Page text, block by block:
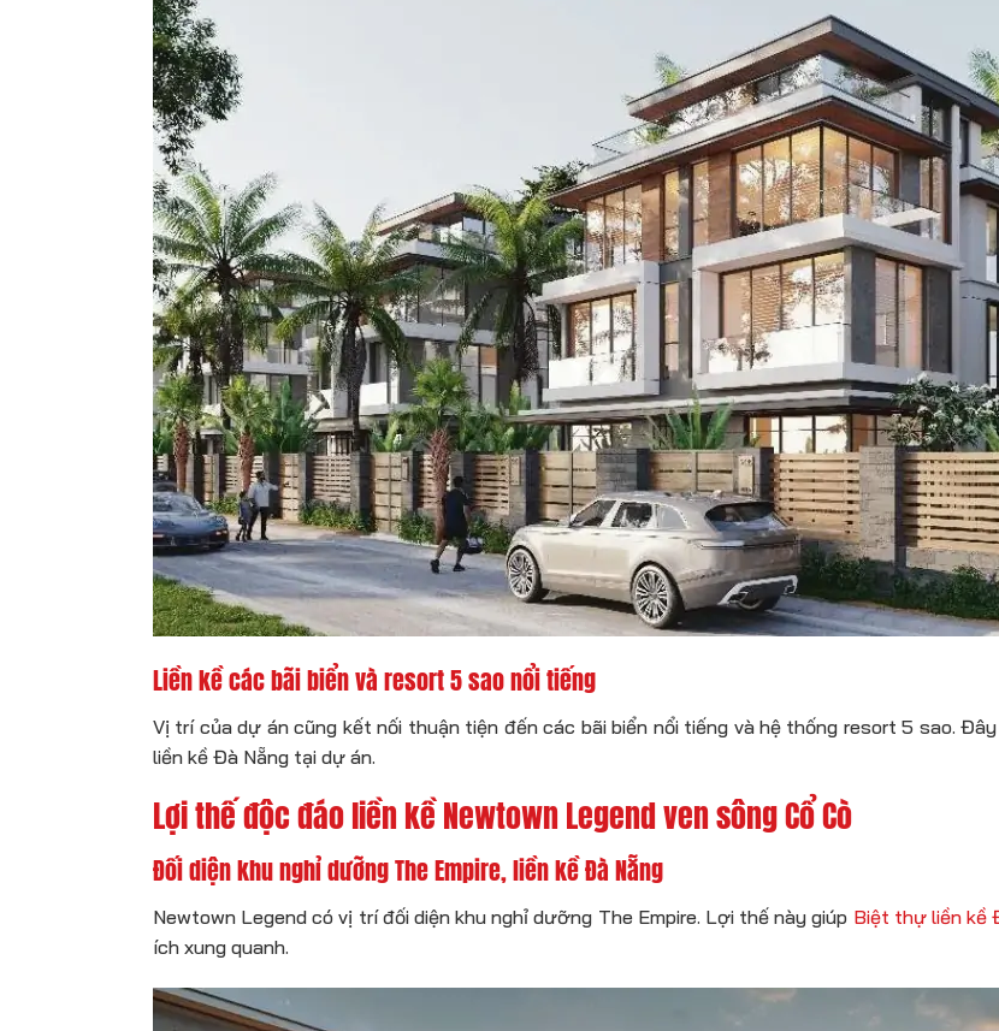
Liền kề các bãi biển và resort 5 sao nổi tiếng
Vị trí của dự án cũng kết nối thuận tiện đến các bãi biển nổi tiếng và hệ thống resort 5 sao.
liền kề Đà Nẵng tại dự án.
Lợi thế độc đáo liền kề Newtown Legend ven sông Cổ Cò
Đối diện khu nghỉ dưỡng The Empire, liền kề Đà Nẵng
Newtown Legend có vị trí đối diện khu nghỉ dưỡng The Empire. Lợi thế này giúp Biệt thự liền kề
ích xung quanh.